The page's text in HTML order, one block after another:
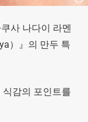
사 나다이 라멘
）』의 만두 특
감의 포인트를